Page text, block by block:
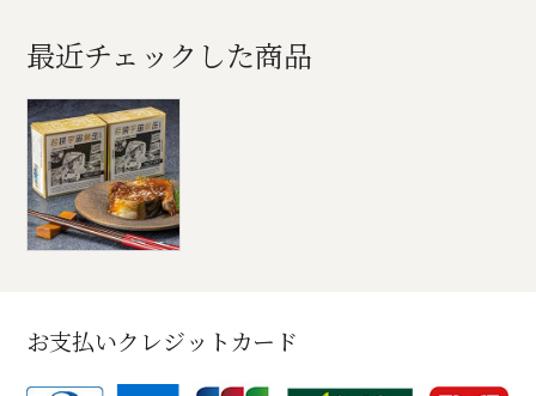
最近チェックした商品
お支払いクレジットカード